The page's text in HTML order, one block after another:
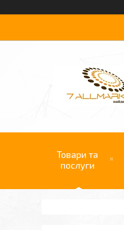
Товари та
послуги